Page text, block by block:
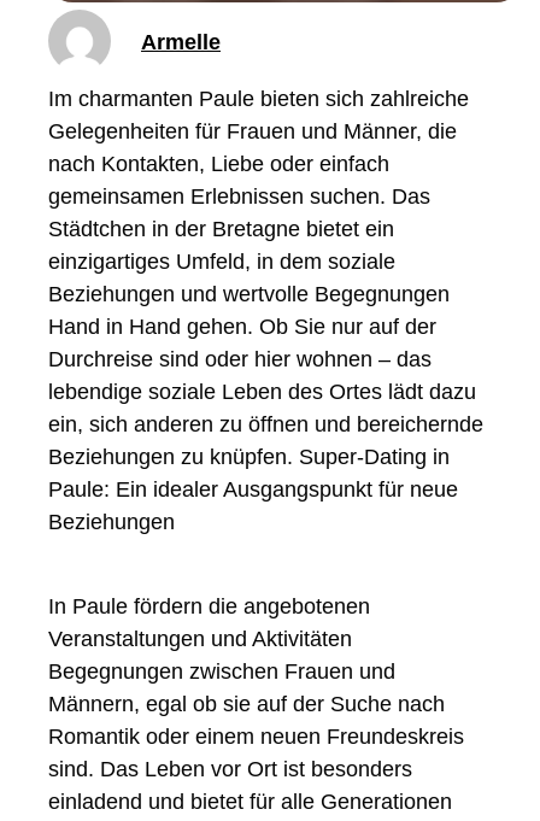
Armelle
Im charmanten Paule bieten sich zahlreiche
Gelegenheiten für Frauen und Männer, die
nach Kontakten, Liebe oder einfach
gemeinsamen Erlebnissen suchen. Das
Städtchen in der Bretagne bietet ein
einzigartiges Umfeld, in dem soziale
Beziehungen und wertvolle Begegnungen
Hand in Hand gehen. Ob Sie nur auf der
Durchreise sind oder hier wohnen – das
lebendige soziale Leben des Ortes lädt dazu
ein, sich anderen zu öffnen und bereichernde
Beziehungen zu knüpfen. Super-Dating in
Paule: Ein idealer Ausgangspunkt für neue
Beziehungen
In Paule fördern die angebotenen
Veranstaltungen und Aktivitäten
Begegnungen zwischen Frauen und
Männern, egal ob sie auf der Suche nach
Romantik oder einem neuen Freundeskreis
sind. Das Leben vor Ort ist besonders
einladend und bietet für alle Generationen